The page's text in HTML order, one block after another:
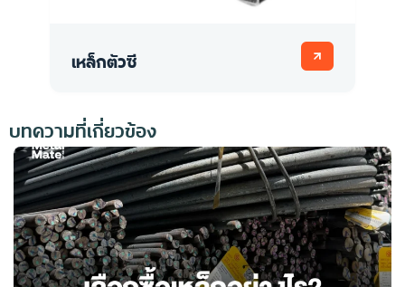
เหล็กตัวซี
บทความที่เกี่ยวข้อง